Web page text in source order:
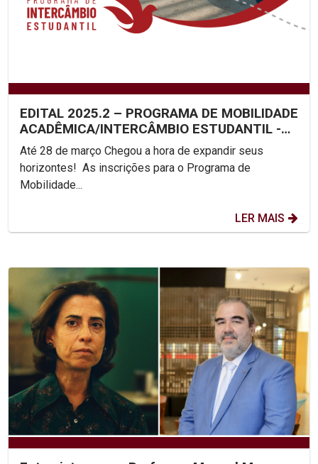
EDITAL 2025.2 – PROGRAMA DE MOBILIDADE
ACADÊMICA/INTERCÂMBIO ESTUDANTIL -
UNICAP
Até 28 de março Chegou a hora de expandir seus
horizontes! As inscrições para o Programa de
Mobilidade...
LER MAIS